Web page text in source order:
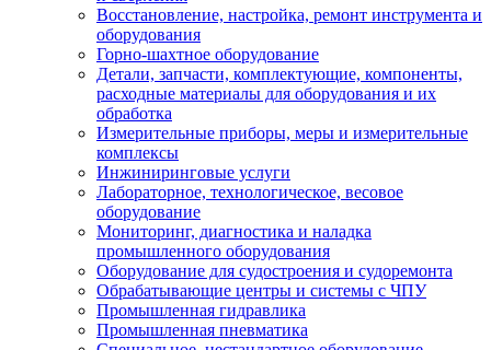
Восстановление, настройка, ремонт инструмента и
оборудования
Горно-шахтное оборудование
Детали, запчасти, комплектующие, компоненты,
расходные материалы для оборудования и их
обработка
Измерительные приборы, меры и измерительные
комплексы
Инжиниринговые услуги
Лабораторное, технологическое, весовое
оборудование
Мониторинг, диагностика и наладка
промышленного оборудования
Оборудование для судостроения и судоремонта
Обрабатывающие центры и системы с ЧПУ
Промышленная гидравлика
Промышленная пневматика